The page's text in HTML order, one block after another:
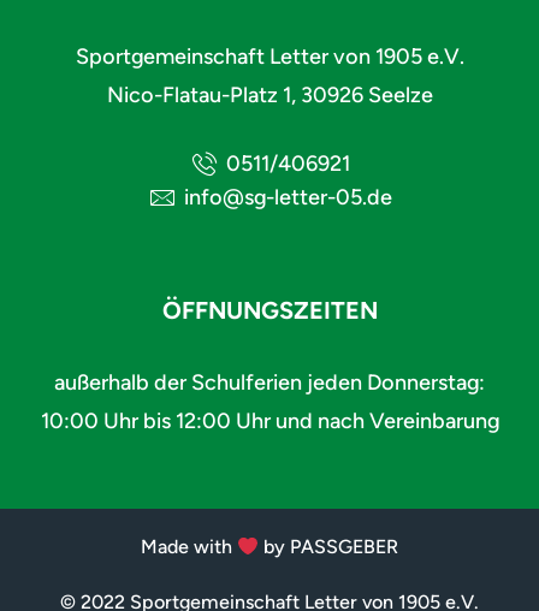
Sportgemeinschaft Letter von 1905 e.V.
Nico-Flatau-Platz 1, 30926 Seelze
0511/406921
info@sg-letter-05.de
ÖFFNUNGSZEITEN
außerhalb der Schulferien jeden Donnerstag:
10:00 Uhr bis 12:00 Uhr und nach Vereinbarung
Made with by PASSGEBER
© 2022 Sportgemeinschaft Letter von 1905 e.V.